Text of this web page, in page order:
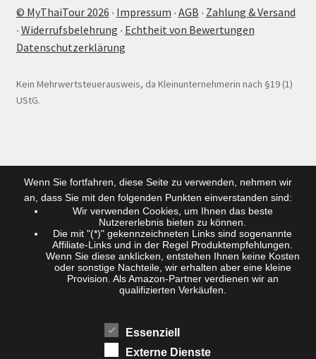
© MyThaiTour 2026 ‧ Impressum ‧ AGB ‧ Zahlung & Versand
‧ Widerrufsbelehrung ‧ Echtheit von Bewertungen
Datenschutzerklärung
Kein Mehrwertsteuerausweis, da Kleinunternehmerin nach §19 (1)
UStG.
Wenn Sie fortfahren, diese Seite zu verwenden, nehmen wir
an, dass Sie mit den folgenden Punkten einverstanden sind:
Wir verwenden Cookies, um Ihnen das beste
Nutzererlebnis bieten zu können.
Die mit "(*)" gekennzeichneten Links sind sogenannte
Affiliate-Links und in der Regel Produktempfehlungen.
Wenn Sie diese ankIicken, entstehen Ihnen keine Kosten
oder sonstige Nachteile, wir erhalten aber eine kleine
Provision. Als Amazon-Partner verdienen wir an
qualifizierten Verkäufen.
Essenziell
Externe Dienste